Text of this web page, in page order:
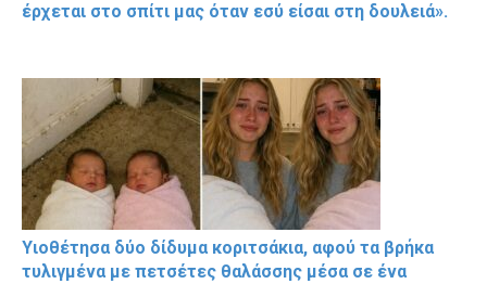
έρχεται στο σπίτι μας όταν εσύ είσαι στη δουλειά».
Υιοθέτησα δύο δίδυμα κοριτσάκια, αφού τα βρήκα
τυλιγμένα με πετσέτες θαλάσσης μέσα σε ένα